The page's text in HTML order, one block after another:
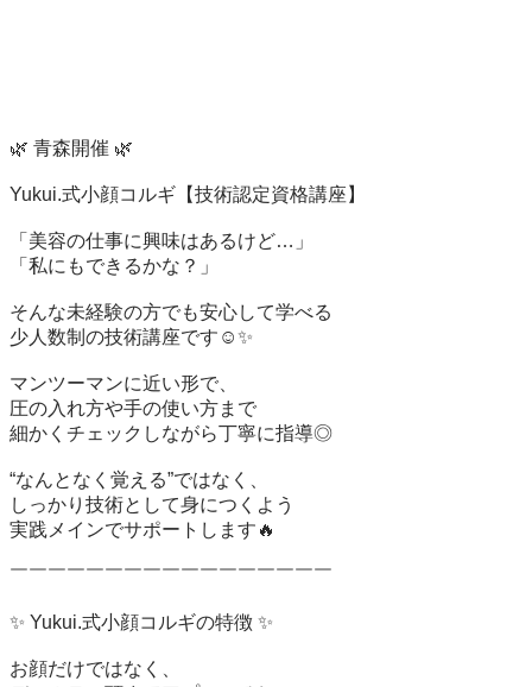
🌿 青森開催 🌿
Yukui.式小顔コルギ【技術認定資格講座】
「美容の仕事に興味はあるけど…」
「私にもできるかな？」
そんな未経験の方でも安心して学べる
少人数制の技術講座です☺️✨
マンツーマンに近い形で、
圧の入れ方や手の使い方まで
細かくチェックしながら丁寧に指導◎
“なんとなく覚える”ではなく、
しっかり技術として身につくよう
実践メインでサポートします🔥
￣￣￣￣￣￣￣￣￣￣￣￣￣￣￣￣￣
✨ Yukui.式小顔コルギの特徴 ✨
お顔だけではなく、